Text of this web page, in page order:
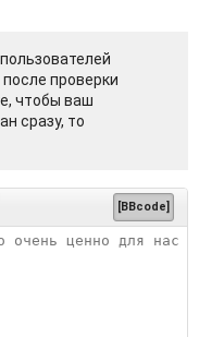
проверки
чтобы ваш
сразу, то
[BBcode]